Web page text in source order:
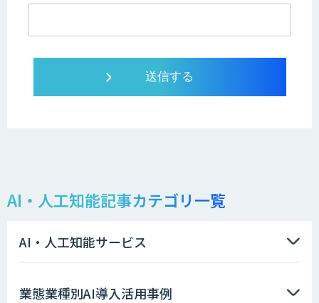
AI・人工知能記事カテゴリ一覧
AI・人工知能サービス
業態業種別AI導入活用事例